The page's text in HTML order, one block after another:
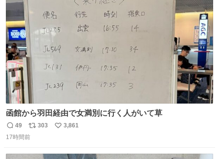
す。 #令和８年熊本地震 #京都府警察
ト
数
函館から羽田経由で女満別に行く人がいて草
返
信
49
リ
ポ
303
い
3,861
17時間前